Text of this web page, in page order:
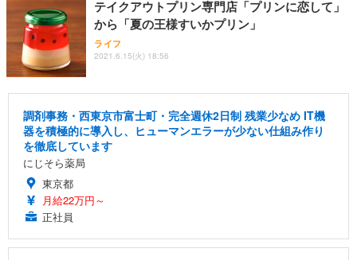
テイクアウトプリン専門店「プリンに恋して」
から「夏の王様すいかプリン」
ライフ
2021.6.15(火) 18:56
調剤事務・西東京市富士町・完全週休2日制 残業少なめ IT機
器を積極的に導入し、ヒューマンエラーが少ない仕組み作り
を徹底しています
にじそら薬局
東京都
月給22万円～
正社員